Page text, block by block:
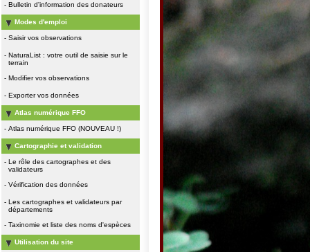
- Bulletin d'information des donateurs
Modes d'emploi
- Saisir vos observations
- NaturaList : votre outil de saisie sur le
terrain
- Modifier vos observations
- Exporter vos données
Atlas numérique FFO
- Atlas numérique FFO (NOUVEAU !)
Cartographie et validation
- Le rôle des cartographes et des
validateurs
- Vérification des données
- Les cartographes et validateurs par
départements
- Taxinomie et liste des noms d'espèces
Utilisation du site